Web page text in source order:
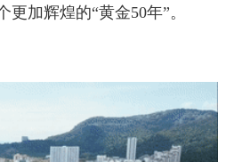
加辉煌的“黄金50年”。